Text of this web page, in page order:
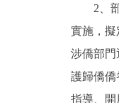
2、部
實施，擬
涉僑部門
護歸僑僑
指導、開